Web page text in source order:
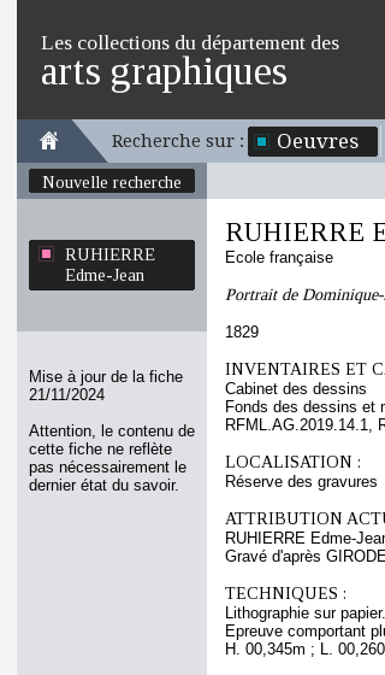
Les collections du département des
arts graphiques
Recherche sur : Oeuvres
Nouvelle recherche
RUHIERRE
Edme-Jean
Mise à jour de la fiche
21/11/2024
Attention, le contenu de
cette fiche ne reflète
pas nécessairement le
dernier état du savoir.
RUHIERRE
Ecole française
Portrait de
1829
INVENTAIRES ET
Cabinet des dessins
Fonds des dessins et
RFML.AG.2019.14.1,
LOCALISATION :
Réserve des gravures
ATTRIBUTION
RUHIERRE Edme-
Gravé d'après
TECHNIQUES :
Lithographie sur
Epreuve comportant
H. 00,345m ; L.